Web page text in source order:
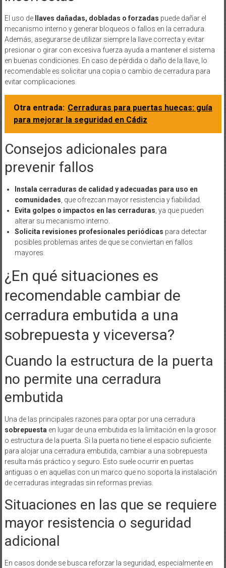
El uso de llaves dañadas, dobladas o forzadas puede dañar el
mecanismo interno y generar bloqueos o fallos en la cerradura.
Además, asegurarse de utilizar siempre la llave correcta y evitar
presionar o girar con excesiva fuerza ayuda a mantener el sistema
en buenas condiciones. En caso de pérdida o daño de la llave, lo
recomendable es solicitar una copia o cambio de cerradura para
evitar complicaciones.
Otra entrada: Cerraduras para puertas huecas: guía
para mejorar la seguridad en Cádiz
Consejos adicionales para
prevenir fallos
Instala cerraduras de calidad y adecuadas para uso en
comunidades, que ofrezcan mayor resistencia y fiabilidad.
Evita golpes o impactos en las cerraduras, ya que pueden
alterar su mecanismo interno.
Solicita revisiones profesionales periódicas para detectar
posibles problemas antes de que se conviertan en fallos
mayores.
¿En qué situaciones es
recomendable cambiar de
cerradura embutida a una
sobrepuesta y viceversa?
Cuando la estructura de la puerta
no permite una cerradura
embutida
Una de las principales razones para optar por una cerradura
sobrepuestaen lugar de una embutida es la limitación en la grosor
o estructura de la puerta. Si la puerta no tiene el espacio suficiente
para alojar una cerradura embutida, cambiar a una sobrepuesta
resulta más práctico y seguro. Esto suele ocurrir en puertas
antiguas o en aquellas con un marco que no soporta la instalación
de cerraduras integradas sin reformas previas.
Situaciones en las que se requiere
mayor resistencia o seguridad
adicional
En casos donde se busca reforzar la seguridad, especialmente en